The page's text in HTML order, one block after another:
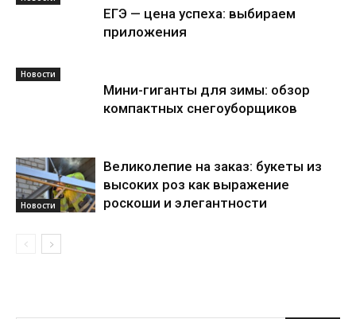
ЕГЭ — цена успеха: выбираем
приложения
Новости
Мини-гиганты для зимы: обзор
компактных снегоуборщиков
Новости
Великолепие на заказ: букеты из
высоких роз как выражение
роскоши и элегантности